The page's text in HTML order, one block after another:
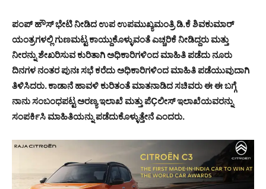
ಪಂಪ್ ಹೌಸ್ ಭೇಟಿ ನೀಡಿದ ಉಪ ಉಪಮುಖ್ಯಮಂತ್ರಿ ಡಿ.ಕೆ ಶಿವಕುಮಾರ್
ಯಂತ್ರಗಳಲ್ಲಿ ಗುಣಮಟ್ಟ ಕಾಯ್ದುಕೊಳ್ಳುವಂತೆ ಎಚ್ಚರಿಕೆ ನೀಡಿದ್ದರು ಮತ್ತು
ನೀರನ್ನು ಶೇಖರಿಸುವ ಕುರಿತಾಗಿ ಅಧಿಕಾರಿಗಳಿಂದ ಮಾಹಿತಿ ಪಡೆದು ನೂರು
ದಿನಗಳ ನಂತರ ಪುನಃ ಸಭೆ ಕರೆದು ಅಧಿಕಾರಿಗಳಿಂದ ಮಾಹಿತಿ ಪಡೆಯುವುದಾಗಿ
ತಿಳಿಸಿದರು. ಕಾಡಾನೆ ಹಾವಳಿ ಕುರಿತಂತೆ ಮಾತನಾಡಿದ ಸಚಿವರು ಈ ಈ ಬಗ್ಗೆ
ನಾನು ಸಂಬಂಧಪಟ್ಟ ಅರಣ್ಯ ಇಲಾಖೆ ಮತ್ತು ಪೆÇಲೀಸ್ ಇಲಾಖೆಯವರನ್ನು
ಸಂಪರ್ಕಿಸಿ ಮಾಹಿತಿಯನ್ನು ಪಡೆದುಕೊಳ್ಳುತ್ತೇನೆ ಎಂದರು.